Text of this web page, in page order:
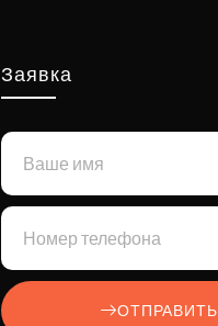
Заявка
ОТПРАВИТЬ